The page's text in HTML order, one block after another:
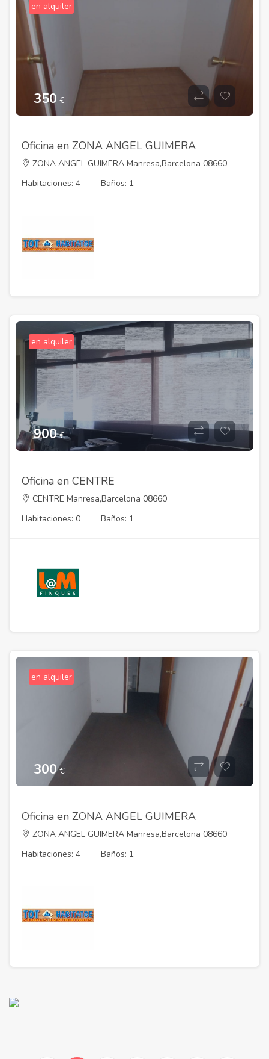
en alquiler
350 €
Oficina en ZONA ANGEL GUIMERA
ZONA ANGEL GUIMERA Manresa,Barcelona 08660
Habitaciones: 4
Baños: 1
en alquiler
900€
Oficina en CENTRE
CENTRE Manresa,Barcelona 08660
Habitaciones: 0
Baños: 1
en alquiler
300€
Oficina en ZONA ANGEL GUIMERA
ZONA ANGEL GUIMERA Manresa,Barcelona 08660
Habitaciones: 4
Baños: 1